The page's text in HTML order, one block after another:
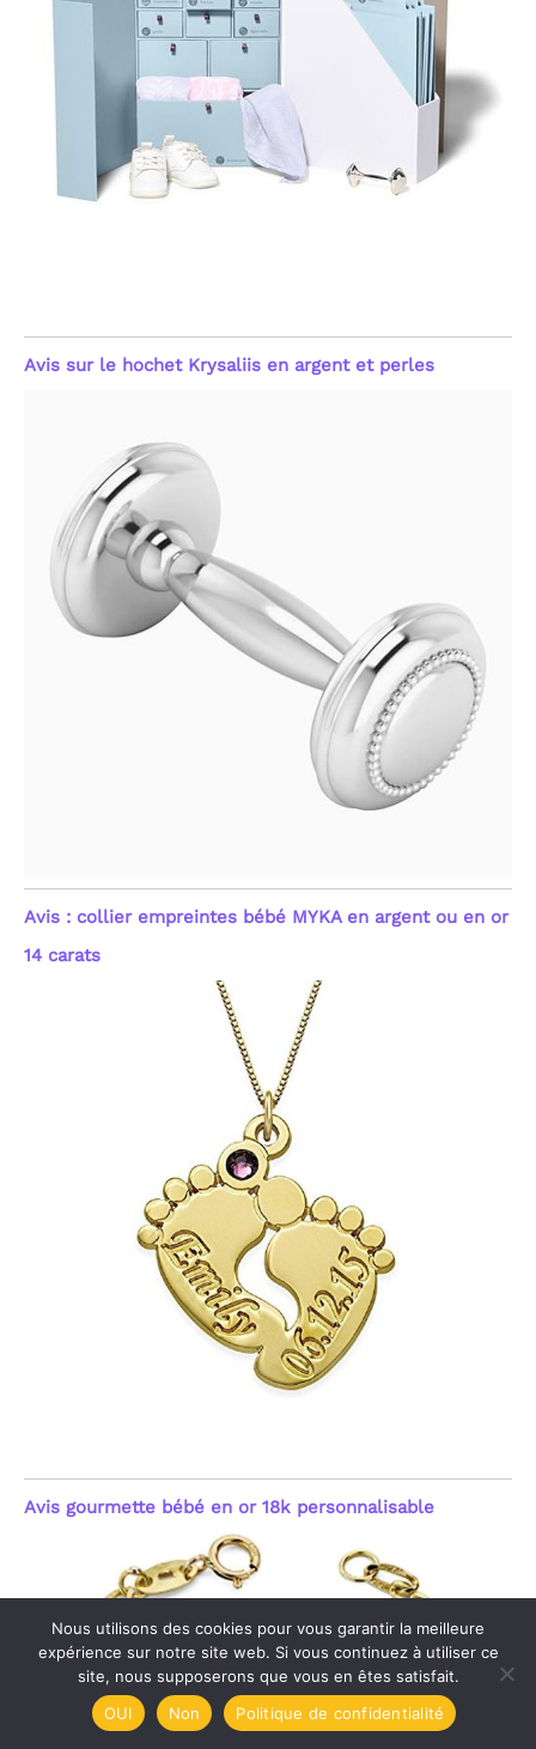
Avis sur le hochet Krysaliis en argent et perles
Avis : collier empreintes bébé MYKA en argent ou en or
14 carats
Avis gourmette bébé en or 18k personnalisable
Nous utilisons des cookies pour vous garantir la meilleure
expérience sur notre site web. Si vous continuez à utiliser ce
site, nous supposerons que vous en êtes satisfait.
OUI
Non Politique de confidentialité